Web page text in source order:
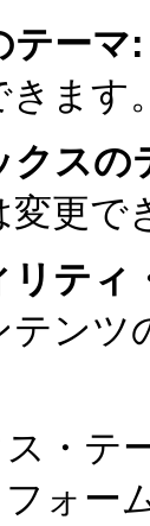
テーマ:
ます。
クスの
更で
リテ
テンツ
・テ
ォー